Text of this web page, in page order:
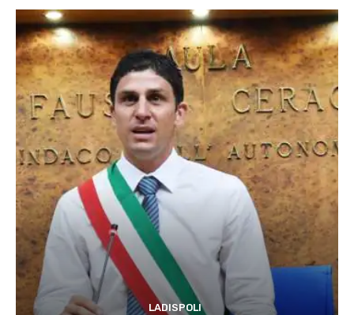
LADISPOLI